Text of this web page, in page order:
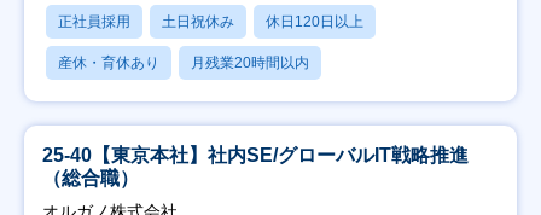
正社員採用 土日祝休み 休日120日以上
産休・育休あり 月残業20時間以内
25-40【東京本社】社内SE/グローバルIT戦略推進
（総合職）